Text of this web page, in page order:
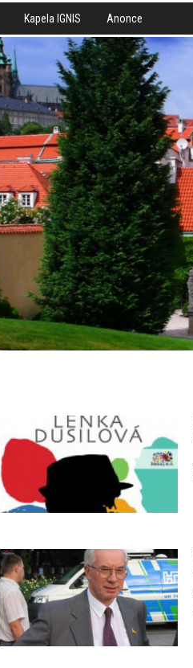
Kapela IGNIS Anonce